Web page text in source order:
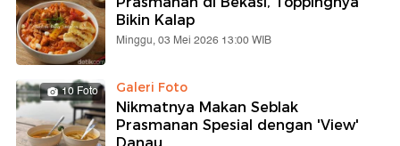
Bikin Kalap
Minggu, 03 Mei 2026 13:00 WIB
10 Foto Galeri Foto
Nikmatnya Makan Seblak
Prasmanan Spesial dengan 'View'